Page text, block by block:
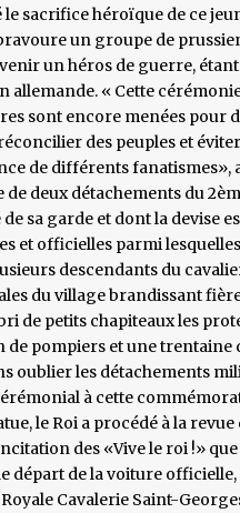
sacrifice héroïque de ce
un groupe de
un héros de guerre,
allemande. « Cette
sont encore menées pour
des peuples et
de différents fanatismes»,
deux détachements du
sa garde et dont la devise
et officielles parmi
descendants du
du village brandissant
de petits chapiteaux les
pompiers et une trentaine
oublier les détachements
à cette
le Roi a procédé à la
des «Vive le roi !»
départ de la voiture
Cavalerie Saint-